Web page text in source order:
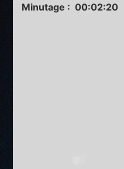
Minutage : 00:02:20